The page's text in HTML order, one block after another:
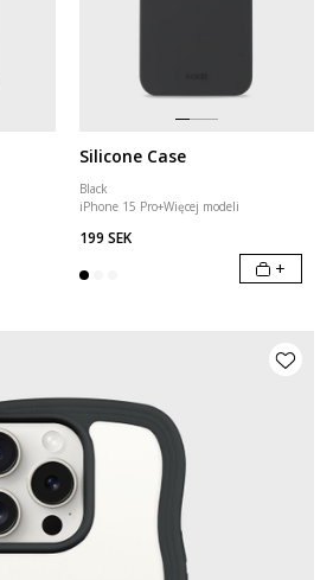
Silicone Case
Black
iPhone 15 Pro+Więcej modeli
199 SEK
+